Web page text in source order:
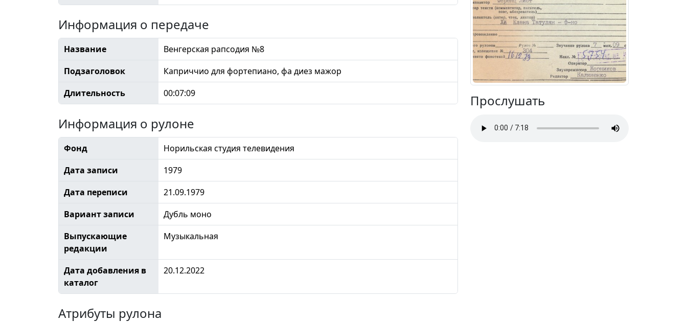
Прослушать
Информация о передаче
Название
Венгерская рапсодия №8
Подзаголовок
Каприччио для фортепиано, фа диез мажор
Длительность
00:07:09
Информация о рулоне
Фонд
Норильская студия телевидения
Дата записи
1979
Дата переписи
21.09.1979
Вариант записи
Дубль моно
Выпускающие
редакции
Музыкальная
Дата добавления в
каталог
20.12.2022
Атрибуты рулона